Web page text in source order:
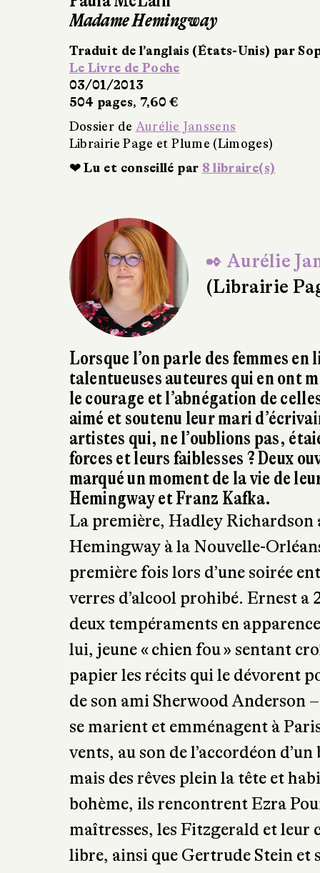
03/01/2013
304 pages, 19,50 €
Dossier deAurélie Janssens
Librairie Page et Plume (Limoges)
❤ Lu et conseillé par
Lorsque l’on parle des femmes
talentueuses auteures qui en ont
le courage et l’abnégation de
aimé et soutenu leur mari
artistes qui, ne l’oublions pas,
forces et leurs faiblesses ? Deux
marqué un moment de la vie de
Hemingway et Franz Kafka.
La première, Hadley Richardson
Hemingway à la Nouvelle-
première fois lors d’une soirée
verres d’alcool prohibé. Ernest a
deux tempéraments en
lui, jeune « chien fou » sentant
papier les récits qui le dévorent
de son ami Sherwood Anderson
se marient et emménagent à
vents, au son de l’accordéon
mais des rêves plein la tête et
bohème, ils rencontrent Ezra
maîtresses, les Fitzgerald et leur
libre, ainsi que Gertrude Stein et
Hadley et Ernest forment, eux,
d’observer ces couples libres,
sienne. Elle sait qu’Ernest a